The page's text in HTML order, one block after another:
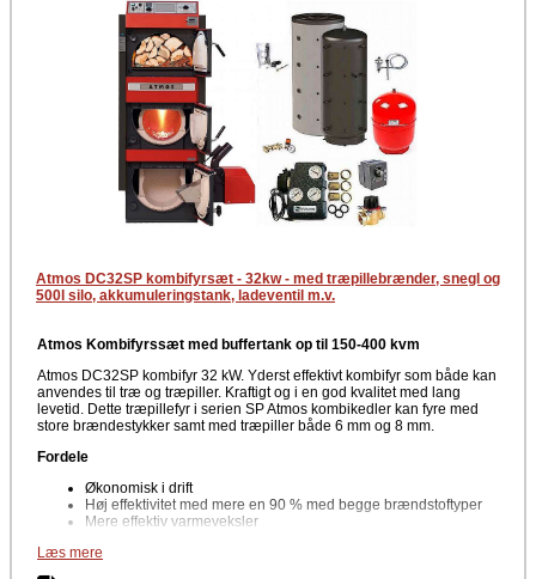
Atmos DC32SP kombifyrsæt - 32kw - med træpillebrænder, snegl og
500l silo, akkumuleringstank, ladeventil m.v.
Atmos Kombifyrssæt med buffertank op til 150-400 kvm
Atmos DC32SP kombifyr 32 kW. Yderst effektivt kombifyr som både kan
anvendes til træ og træpiller. Kraftigt og i en god kvalitet med lang
levetid. Dette træpillefyr i serien SP Atmos kombikedler kan fyre med
store brændestykker samt med træpiller både 6 mm og 8 mm.
Fordele
Økonomisk i drift
Høj effektivitet med mere en 90 % med begge brændstoftyper
Mere effektiv varmeveksler
Kompakt og meget robust kedelkonstruktion
Læs mere